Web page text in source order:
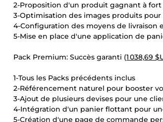
2-Proposition d'un produit gagnant à
3-Optimisation des images produits
4-Configuration des moyens de livraison
5-Mise en place d'une application de
Pack Premium: Succès garanti (1 038,69
1-Tous les Packs précédents inclus
2-Référencement naturel pour booster
3-Ajout de plusieurs devises pour une
4-Intégration d'un panier flottant pour
5-Création d'une page de commande